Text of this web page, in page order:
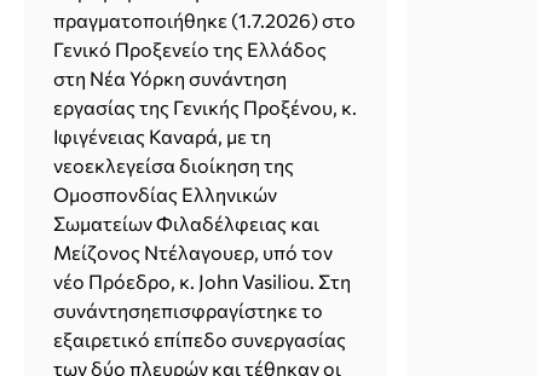
Ντέλαγουερ
πραγματοποιήθηκε (1.7.2026) στο
Γενικό Προξενείο της Ελλάδος
στη Νέα Υόρκη συνάντηση
εργασίας της Γενικής Προξένου, κ.
Ιφιγένειας Καναρά, με τη
νεοεκλεγείσα διοίκηση της
Ομοσπονδίας Ελληνικών
Σωματείων Φιλαδέλφειας και
Μείζονος Ντέλαγουερ, υπό τον
νέο Πρόεδρο, κ. John Vasiliou. Στη
συνάντησηεπισφραγίστηκε το
εξαιρετικό επίπεδο συνεργασίας
των δύο πλευρών και τέθηκαν οι